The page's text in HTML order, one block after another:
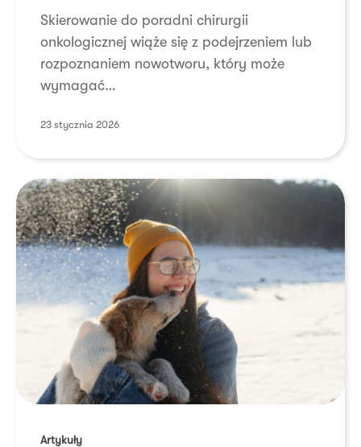
zgłosić,
wybrać?
Skierowanie do poradni chirurgii
onkologicznej wiąże się z podejrzeniem lub
rozpoznaniem nowotworu, który może
wymagać…
23 stycznia 2026
aktywność
Artykuły